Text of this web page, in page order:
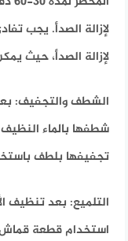
لإزالة الصدأ. يجب
لإزالة الصدأ، حيث
الشطف والتجفيف:
شطفها بالماء
تجفيفها بلطف
التلميع: بعد تنظيف
استخدام قطعة قماش